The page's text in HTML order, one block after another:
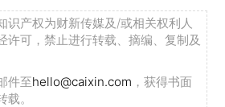
识产权为财新传媒及/或相关权利人
许可，禁止进行转载、摘编、复制及
件至hello@caixin.com ，获得书面
。